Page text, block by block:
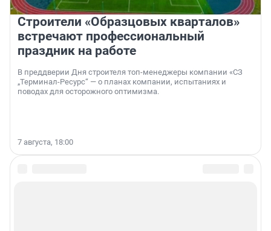
Строители «Образцовых кварталов»
встречают профессиональный
праздник на работе
В преддверии Дня строителя топ-менеджеры компании «СЗ
„Терминал-Ресурс“ — о планах компании, испытаниях и
поводах для осторожного оптимизма.
7 августа, 18:00